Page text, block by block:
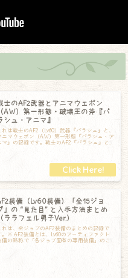
士のAF2武器とアニマウェポン
（AW）第一形態・破壊王の斧『パ
シュ・アニマ』
れは戦士のAF2（Lv60）武器『パラシュ』と、
ニマウェポン（AW）第一形態『パラシュ・ア
マ』の記録です。戦士のAF2『パラシュ』と、
装備（Lv60装備）「全15ジョ
」の “見た目” と入手方法まとめ
（ララフェル男子Ver.）
れは、全ジョブのAF2装備のまとめの記録で
。※ AF2装備とは、Lv60のアーティファクト
備の略称で「各ジョブ固有の専用装備」のこ